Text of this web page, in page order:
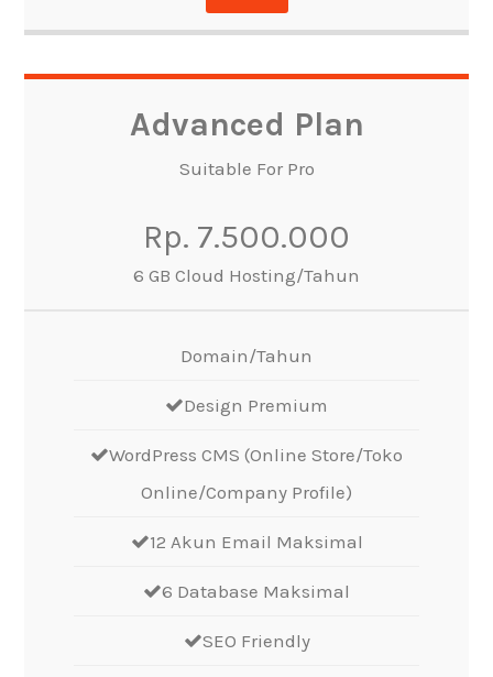
Advanced Plan
Suitable For Pro
Rp. 7.500.000
6 GB Cloud Hosting/Tahun
Domain/Tahun
Design Premium
WordPress CMS (Online Store/Toko
Online/Company Profile)
12 Akun Email Maksimal
6 Database Maksimal
SEO Friendly